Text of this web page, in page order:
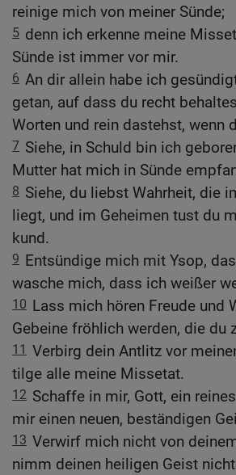
reinige mich von meiner Sünde;
5 denn ich erkenne meine
Sünde ist immer vor mir.
6 An dir allein habe ich
getan, auf dass du recht
Worten und rein dastehst, wenn
7 Siehe, in Schuld bin ich
Mutter hat mich in Sünde
8 Siehe, du liebst Wahrheit, die
liegt, und im Geheimen tust du
kund.
9 Entsündige mich mit Ysop,
wasche mich, dass ich weißer
10 Lass mich hören Freude und
Gebeine fröhlich werden, die du
11 Verbirg dein Antlitz vor
tilge alle meine Missetat.
12 Schaffe in mir, Gott, ein
mir einen neuen, beständigen
13 Verwirf mich nicht von
nimm deinen heiligen Geist